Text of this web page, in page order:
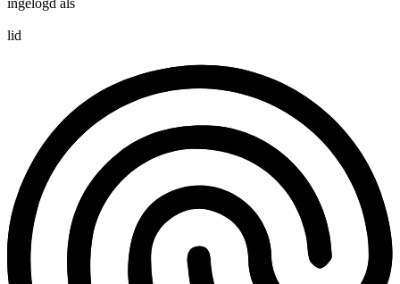
ingelogd als
lid